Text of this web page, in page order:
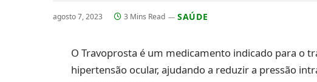
agosto 7, 2023 3 Mins Read SAÚDE
O Travoprosta é um medicamento indicado para o
hipertensão ocular, ajudando a reduzir a pressão